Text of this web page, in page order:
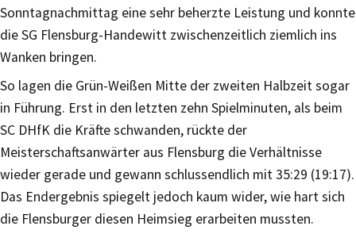
Sonntagnachmittag eine sehr beherzte Leistung und konnte
die SG Flensburg-Handewitt zwischenzeitlich ziemlich ins
Wanken bringen.
So lagen die Grün-Weißen Mitte der zweiten Halbzeit sogar
in Führung. Erst in den letzten zehn Spielminuten, als beim
SC DHfK die Kräfte schwanden, rückte der
Meisterschaftsanwärter aus Flensburg die Verhältnisse
wieder gerade und gewann schlussendlich mit 35:29 (19:17).
Das Endergebnis spiegelt jedoch kaum wider, wie hart sich
die Flensburger diesen Heimsieg erarbeiten mussten.